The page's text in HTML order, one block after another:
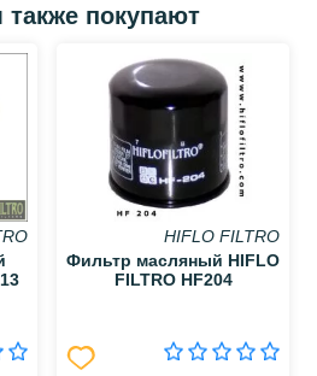
покупают
HIFLO FILTRO
Фильтр масляный HIFLO
FILTRO HF204